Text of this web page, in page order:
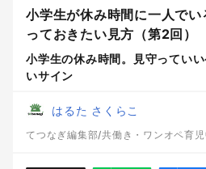
小学生が休み時間に一人で
っておきたい見方（第2回）
小学生の休み時間。見守ってい
いサイン
はるた さくらこ
てつなぎ編集部/共働き・ワンオペ育